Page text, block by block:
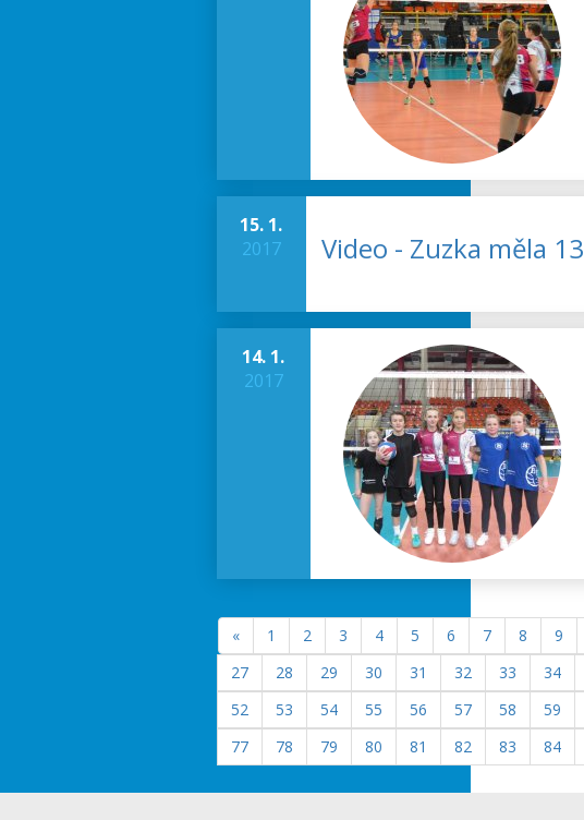
15. 1.
2017
Video - Zuzka měla 13
14. 1.
2017
« 1 2 3 4 5 6 7 8 9
27
28 29 30 31 32 33 34
52
53 54 55 56 57 58 59
77
78 79 80 81 82 83 84